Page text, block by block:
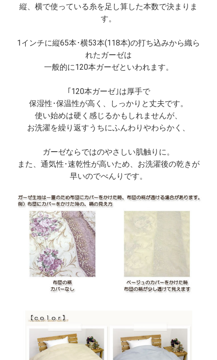
縦、横で使っている糸を足し算した本数で決まりま
す。
1インチに縦65本･横53本(118本)の打ち込みから織ら
れたガーゼは
一般的に120本ガーゼといわれます。
｢120本ガーゼ｣は厚手で
保湿性･保温性が高く、しっかりと丈夫です。
使い始めは硬く感じるかもしれませんが、
お洗濯を繰り返すうちにふんわりやわらかく、
ガーゼならではのやさしい肌触りに。
また、通気性･速乾性が高いため、お洗濯後の乾きが
早いのでべんりです。